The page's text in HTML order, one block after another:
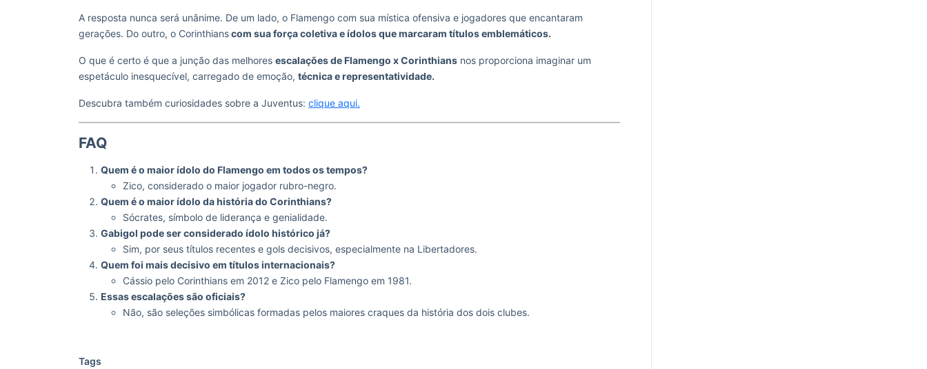
A resposta nunca será unânime. De um lado, o Flamengo com sua mística ofensiva e jogadores que encantaram
gerações. Do outro, o Corinthianscom sua força coletiva e ídolos que marcaram títulos emblemáticos.
O que é certo é que a junção das melhores escalações de Flamengo x Corinthians nos proporciona imaginar um
espetáculo inesquecível, carregado de emoção, técnica e representatividade.
Descubra também curiosidades sobre a Juventus: clique aqui.
FAQ
Quem é o maior ídolo do Flamengo em todos os tempos?
Zico, considerado o maior jogador rubro-negro.
Quem é o maior ídolo da história do Corinthians?
Sócrates, símbolo de liderança e genialidade.
Gabigol pode ser considerado ídolo histórico já?
Sim, por seus títulos recentes e gols decisivos, especialmente na Libertadores.
Quem foi mais decisivo em títulos internacionais?
Cássio pelo Corinthians em 2012 e Zico pelo Flamengo em 1981.
Essas escalações são oficiais?
Não, são seleções simbólicas formadas pelos maiores craques da história dos dois clubes.
Tags